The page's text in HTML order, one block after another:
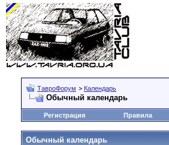
ТавроФорум > Календарь
Обычный календарь
Регистрация Правила
Обычный календарь